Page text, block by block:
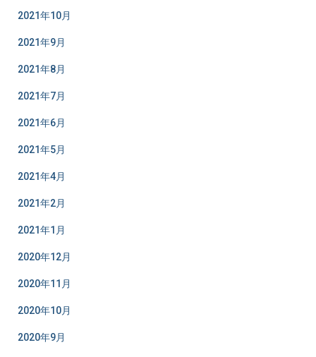
2021年10月
2021年9月
2021年8月
2021年7月
2021年6月
2021年5月
2021年4月
2021年2月
2021年1月
2020年12月
2020年11月
2020年10月
2020年9月